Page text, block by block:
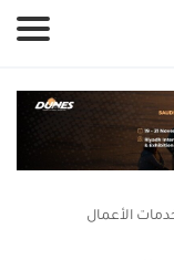
الأعمال
ملفات تعريف الارتباط